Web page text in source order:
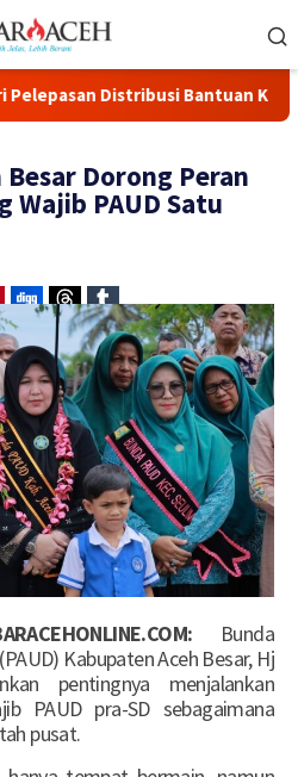
Polri ke Aceh, Sumut, dan
Besar Dorong Peran
Wajib PAUD Satu
Bunda
Kabupaten Aceh Besar, Hj
pentingnya menjalankan
PAUD pra-SD sebagaimana
pusat.